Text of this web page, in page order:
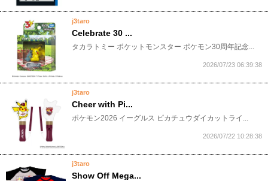
j3taro
Celebrate 30 ...
​タカラトミー ポケットモンスター ポケモン30周年記念...
2026/07/23 06:39:38
j3taro
Cheer with Pi...
​ポケモン2026 イーグルス ピカチュウダイカットライ...
2026/07/22 10:28:38
j3taro
Show Off Mega...